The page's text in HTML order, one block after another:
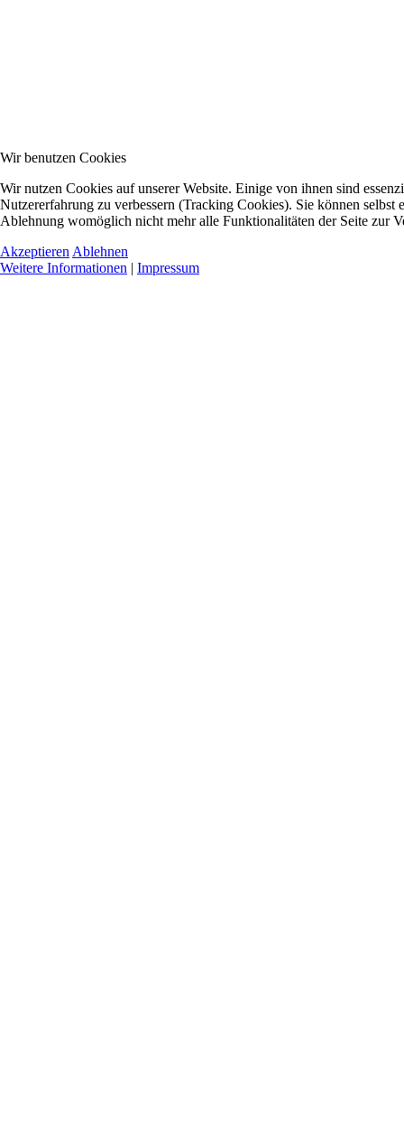
Wir benutzen Cookies
Wir nutzen Cookies auf unserer Website. Einige von ihnen sind
Nutzererfahrung zu verbessern (Tracking Cookies). Sie können selbst
Ablehnung womöglich nicht mehr alle Funktionalitäten der Seite zur
Akzeptieren Ablehnen
Weitere Informationen | Impressum